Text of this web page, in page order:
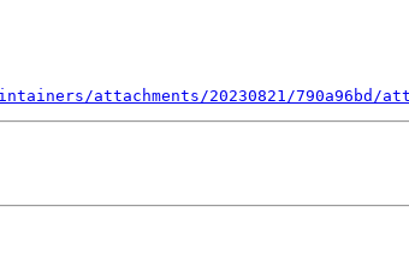
attachments/20230821/790a96bd/